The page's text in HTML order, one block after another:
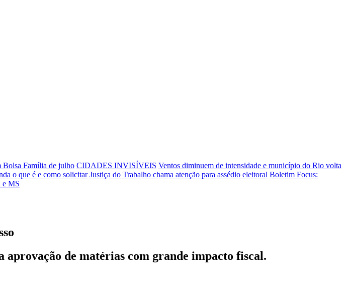
Bolsa Família de julho CIDADES INVISÍVEIS Ventos diminuem de intensidade e município do Rio volta
o que é e como solicitar Justiça do Trabalho chama atenção para assédio eleitoral Boletim Focus:
e MS
aprovação de matérias com grande impacto fiscal.